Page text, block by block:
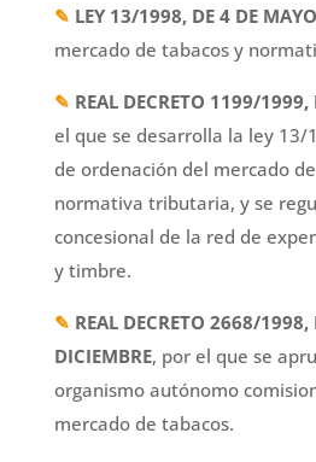
✎ LEY 13/1998, DE 4 DE MAYO
mercado de tabacos y
✎ REAL DECRETO 1199/1999,
el que se desarrolla la ley 13/
de ordenación del mercado
normativa tributaria, y se
concesional de la red de
y timbre.
✎ REAL DECRETO 2668/1998,
DICIEMBRE, por el que se
organismo autónomo
mercado de tabacos.